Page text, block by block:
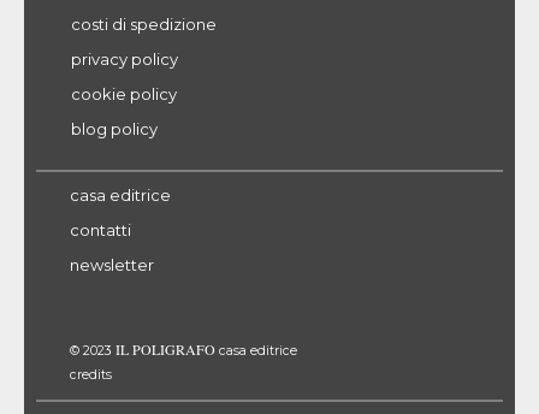
costi di spedizione
privacy policy
cookie policy
blog policy
casa editrice
contatti
newsletter
© 2023 IL POLIGRAFO casa editrice
credits